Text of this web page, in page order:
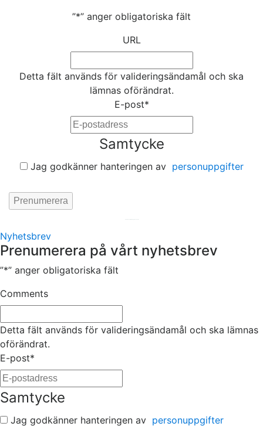
”*” anger obligatoriska fält
URL
Detta fält används för valideringsändamål och ska
lämnas oförändrat.
E-post*
Samtycke
Jag godkänner hanteringen av personuppgifter
Nyhetsbrev
Prenumerera på vårt nyhetsbrev
”*” anger obligatoriska fält
Comments
Detta fält används för valideringsändamål och ska lämnas
oförändrat.
E-post*
Samtycke
Jag godkänner hanteringen av personuppgifter